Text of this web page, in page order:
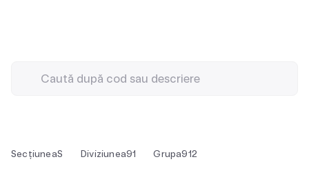
SecțiuneaS Diviziunea91 Grupa912